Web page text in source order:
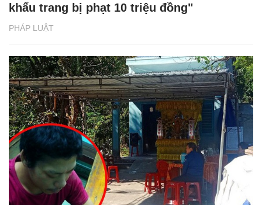
PHÁP LUẬT
khẩu trang bị phạt 10 triệu đồng"